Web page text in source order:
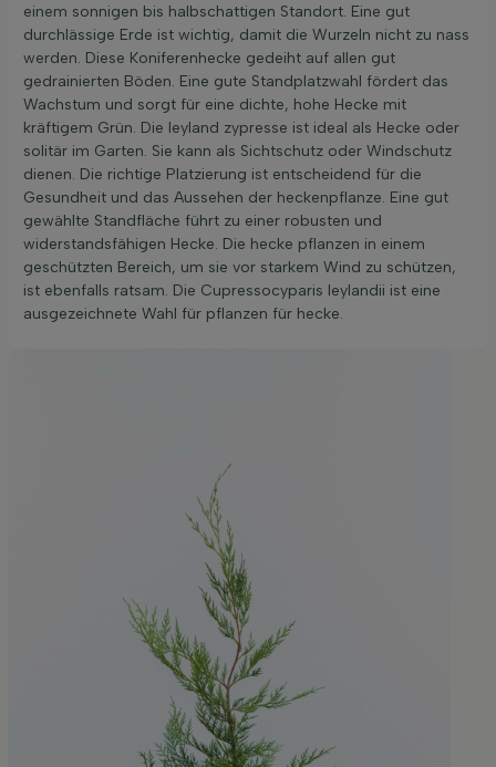
einem sonnigen bis halbschattigen Standort. Eine gut
durchlässige Erde ist wichtig, damit die Wurzeln nicht zu nass
werden. Diese Koniferenhecke gedeiht auf allen gut
gedrainierten Böden. Eine gute Standplatzwahl fördert das
Wachstum und sorgt für eine dichte, hohe Hecke mit
kräftigem Grün. Die leyland zypresse ist ideal als Hecke oder
solitär im Garten. Sie kann als Sichtschutz oder Windschutz
dienen. Die richtige Platzierung ist entscheidend für die
Gesundheit und das Aussehen der heckenpflanze. Eine gut
gewählte Standfläche führt zu einer robusten und
widerstandsfähigen Hecke. Die hecke pflanzen in einem
geschützten Bereich, um sie vor starkem Wind zu schützen,
ist ebenfalls ratsam. Die Cupressocyparis leylandii ist eine
ausgezeichnete Wahl für pflanzen für hecke.